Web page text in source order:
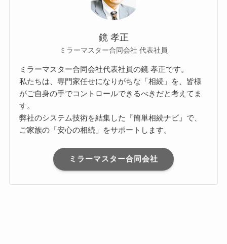
鏡 孝正
ミラーマスター合同会社 代表社員
ミラーマスター合同会社代表社員の鏡 孝正です。
私たちは、専門家任せになりがちな「相続」を、皆様
がご自身の手でコントロールできるべきだと考えてま
す。
弊社のシステム技術を結集した『簡単相続ナビ』で、
ご家族の「安心の相続」をサポートします。
ミラーマスター合同会社